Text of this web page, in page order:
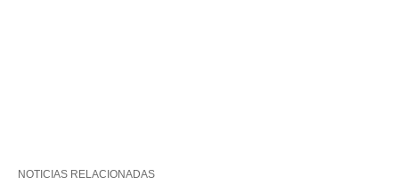
NOTICIAS RELACIONADAS